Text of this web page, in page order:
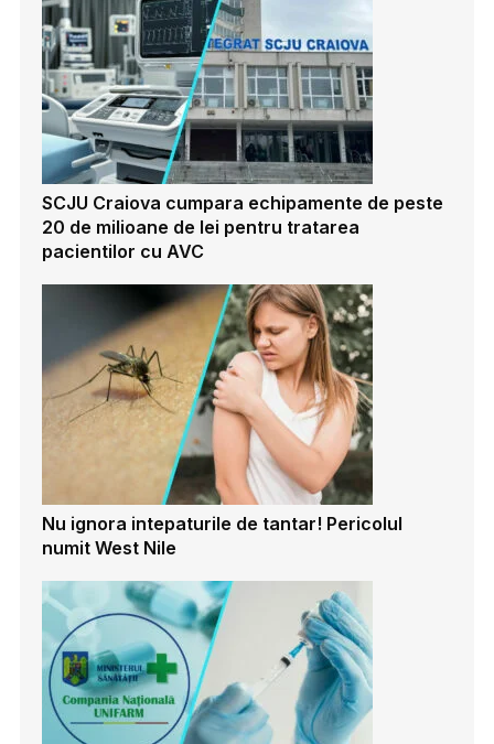
SCJU Craiova cumpara echipamente de peste
20 de milioane de lei pentru tratarea
pacientilor cu AVC
Nu ignora intepaturile de tantar! Pericolul
numit West Nile